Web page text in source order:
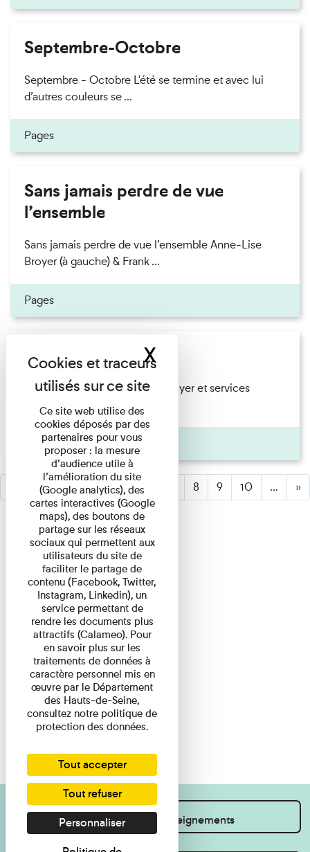
Septembre-Octobre
Septembre - Octobre L'été se termine et avec lui
d’autres couleurs se ...
Pages
Sans jamais perdre de vue
l’ensemble
Sans jamais perdre de vue l’ensemble Anne-Lise
Broyer (à gauche) & Frank ...
Pages
Saison 2026
Saison 2026 Les résidents du foyer et services
enfance Hovia de Sèvres et ...
Pages
2 3(active)
4 5 8 9 10 ... »
Je souhaite des renseignements
Ce site web utilise des
cookies déposés par des
partenaires pour vous
proposer : la mesure
d’audience utile à
l’amélioration du site
(Google analytics), des
cartes interactives (Google
maps), des boutons de
partage sur les réseaux
sociaux qui permettent aux
utilisateurs du site de
faciliter le partage de
contenu (Facebook, Twitter,
Instagram, Linkedin), un
service permettant de
rendre les documents plus
attractifs (Calameo). Pour
en savoir plus sur les
traitements de données à
caractère personnel mis en
œuvre par le Département
des Hauts-de-Seine,
consultez notre politique de
protection des données.
Tout accepter
Tout refuser
Personnaliser
XMasquer le